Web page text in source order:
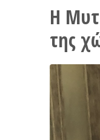
Η
της